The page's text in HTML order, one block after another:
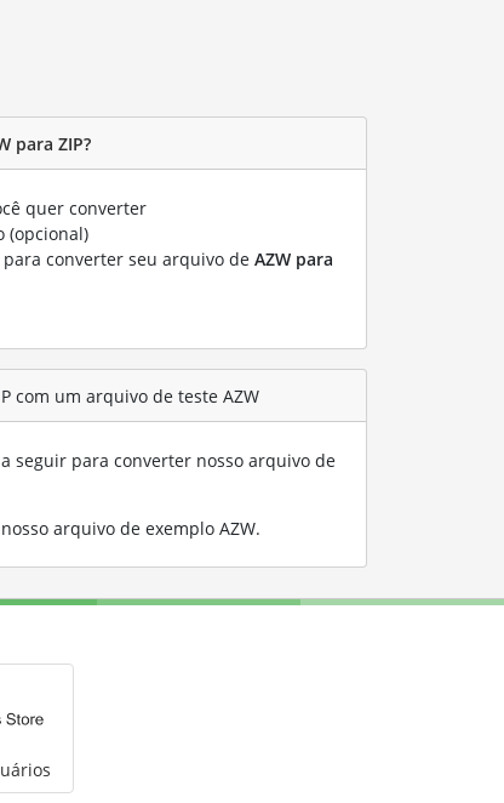
para ZIP?
quer converter
(opcional)
converter seu arquivo de AZW para
com um arquivo de teste AZW
seguir para converter nosso arquivo de
arquivo de exemplo AZW.